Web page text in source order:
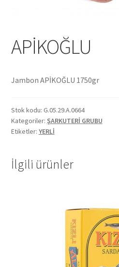
Heinz Katalog
İnsan Kaynakları
İtalyan Mutfağı
La Deliziosa Katalog
APİKOĞLU
Jambon APİKOĞLU 1750gr
Stok kodu: G.05.29.A.0664
Kategoriler: ŞARKUTERİ GRUBU
Etiketler: YERLİ
İlgili ürünler